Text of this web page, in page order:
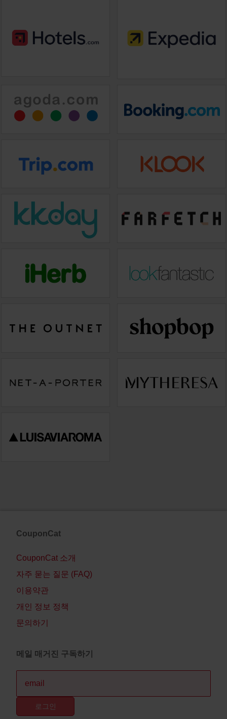
CouponCat
CouponCat 소개
자주 묻는 질문 (FAQ)
이용약관
개인 정보 정책
문의하기
메일 매거진 구독하기